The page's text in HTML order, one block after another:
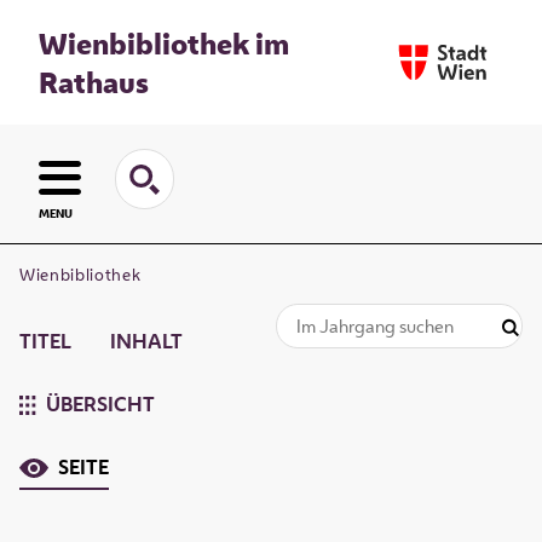
Wienbibliothek im
Rathaus
MENU
Wienbibliothek
TITEL INHALT
ÜBERSICHT
SEITE